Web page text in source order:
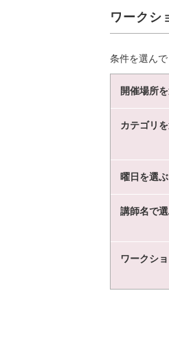
ワークシ
条件を選ん
開催場所
カテゴリ
曜日を選ぶ
講師名で
ワークシ